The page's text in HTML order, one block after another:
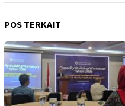
POS TERKAIT